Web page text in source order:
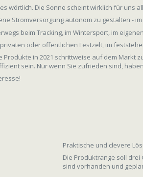
wörtlich. Die Sonne scheint wirklich für uns
Stromversorgung autonom zu gestalten -
beim Tracking, im Wintersport, im
oder öffentlichen Festzelt, im
Produkte in 2021 schrittweise auf dem
sein. Nur wenn Sie zufrieden sind,
Praktische und clevere
Die Produktrange soll
sind vorhanden und